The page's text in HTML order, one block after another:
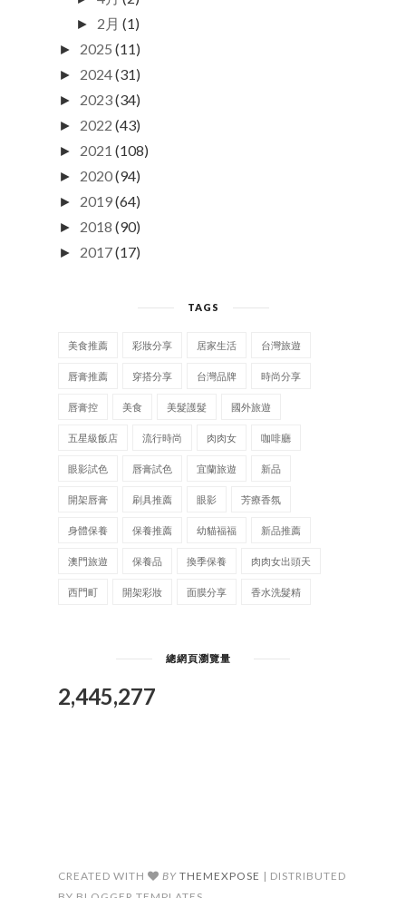
► 2月 (1)
► 2025 (11)
► 2024(31)
► 2023(34)
► 2022 (43)
► 2021 (108)
► 2020(94)
► 2019(64)
► 2018 (90)
► 2017(17)
TAGS
美食推薦 彩妝分享 居家生活 台灣旅遊
唇膏推薦 穿搭分享 台灣品牌 時尚分享
唇膏控 美食 美髮護髮 國外旅遊
五星級飯店 流行時尚 肉肉女 咖啡廳
眼影試色 唇膏試色 宜蘭旅遊 新品
開架唇膏 刷具推薦 眼影 芳療香氛
身體保養 保養推薦 幼貓福福 新品推薦
澳門旅遊 保養品 換季保養 肉肉女出頭天
西門町 開架彩妝 面膜分享 香水洗髮精
總網頁瀏覽量
2,445,277
CREATED WITH BY THEMEXPOSE | DISTRIBUTED